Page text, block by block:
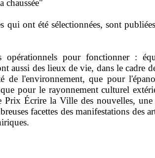
chaussée"
ont été sélectionnées, sont
pour fonctionner :
aussi des lieux de vie, dans le cadre
l'environnement, que pour
pour le rayonnement culturel
Prix Écrire la Ville des nouvelles, une
facettes des manifestations des